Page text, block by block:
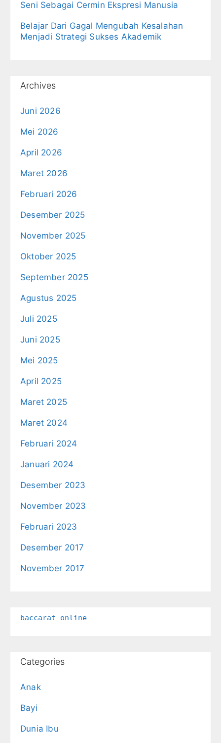
Seni Sebagai Cermin Ekspresi Manusia
Belajar Dari Gagal Mengubah Kesalahan
Menjadi Strategi Sukses Akademik
Archives
Juni 2026
Mei 2026
April 2026
Maret 2026
Februari 2026
Desember 2025
November 2025
Oktober 2025
September 2025
Agustus 2025
Juli 2025
Juni 2025
Mei 2025
April 2025
Maret 2025
Maret 2024
Februari 2024
Januari 2024
Desember 2023
November 2023
Februari 2023
Desember 2017
November 2017
baccarat online
Categories
Anak
Bayi
Dunia Ibu